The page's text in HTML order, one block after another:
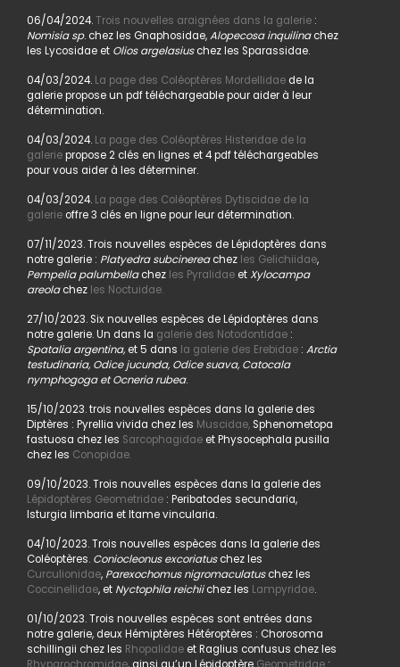
06/04/2024.Trois nouvelles araignées dans la galerie:
Nomisia sp. chez les Gnaphosidae,Alopecosa inquilinachez
les Lycosidae et Olios argelasiuschez les Sparassidae.
04/03/2024. La page des Coléoptères Mordellidaede la
galerie propose un pdf téléchargeable pour aider à leur
détermination.
04/03/2024. La page des Coléoptères Histeridae de la
galeriepropose 2 clés en lignes et 4 pdf téléchargeables
pour vous aider à les déterminer.
04/03/2024. La page des Coléoptères Dytiscidae de la
galerieoffre 3 clés en ligne pour leur détermination.
07/11/2023. Trois nouvelles espèces de Lépidoptères dans
notre galerie : Platyedra subcinereachez les Gelichiidae,
Pempelia palumbellachez les PyralidaeetXylocampa
areolachez les Noctuidae.
27/10/2023. Six nouvelles espèces de Lépidoptères dans
notre galerie. Un dans la galerie des Notodontidae:
Spatalia argentina, et 5 dans la galerie des Erebidae: Arctia
testudinaria, Odice jucunda, Odice suava, Catocala
nymphogoga et Ocneria rubea.
15/10/2023. trois nouvelles espèces dans la galerie des
Diptères : Pyrellia vivida chez les Muscidae,Sphenometopa
fastuosa chez les Sarcophagidaeet Physocephala pusilla
chez les Conopidae.
09/10/2023. Trois nouvelles espèces dans la galerie des
Lépidoptères Geometridae: Peribatodes secundaria,
Isturgia limbaria et Itame vincularia.
04/10/2023. Trois nouvelles espèces dans la galerie des
Coléoptères. Coniocleonus excoriatuschez les
Curculionidae, Parexochomus nigromaculatuschez les
Coccinellidae, et Nyctophila reichiichez les Lampyridae.
01/10/2023. Trois nouvelles espèces sont entrées dans
notre galerie, deux Hémiptères Hétéroptères : Chorosoma
schillingii chez les Rhopalidaeet Raglius confusus chez les